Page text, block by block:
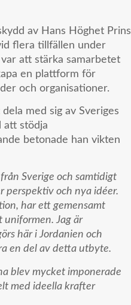
av Hans Höghet Prins
flera tillfällen under
att stärka samarbetet
en plattform för
och organisationer.
med sig av Sveriges
att stödja
betonade han vikten
Sverige och samtidigt
perspektiv och nya idéer.
har ett gemensamt
uniformen. Jag är
här i Jordanien och
en del av detta utbyte.
blev mycket imponerade
med ideella krafter